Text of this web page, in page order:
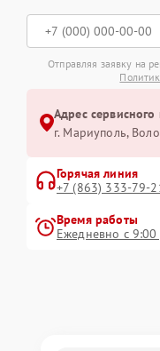
Отправляя заявку на
Адрес
г. Мариуполь,
Горячая линия
+7 (863) 333-79-
Время работы
Ежедневно с